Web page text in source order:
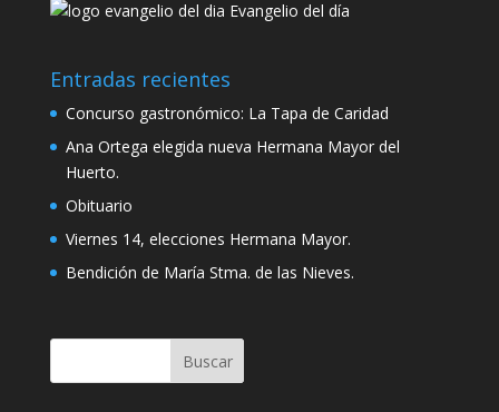
Evangelio del día
Entradas recientes
Concurso gastronómico: La Tapa de Caridad
Ana Ortega elegida nueva Hermana Mayor del
Huerto.
Obituario
Viernes 14, elecciones Hermana Mayor.
Bendición de María Stma. de las Nieves.